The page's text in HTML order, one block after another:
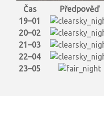
Čas Předpověď
19–01
20–02
21–03
22–04
23–05